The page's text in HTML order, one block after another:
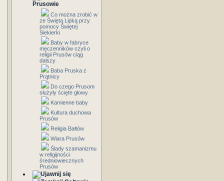
Prusowie
Co można zrobić w
ze Świętą Lipką przy
pomocy Świętej
Siekierki
Baby w fabryce
męczenników czyli o
religii Prusów ciąg
dalszy
Baba Pruska z
Prątnicy
Do czego Prusom
służyły ścięte głowy
Kamienne baby
Kultura duchowa
Prusów
Religia Bałtów
Wiara Prusów
Ślady szamanizmu
w religijności
średniowiecznych
Prusów